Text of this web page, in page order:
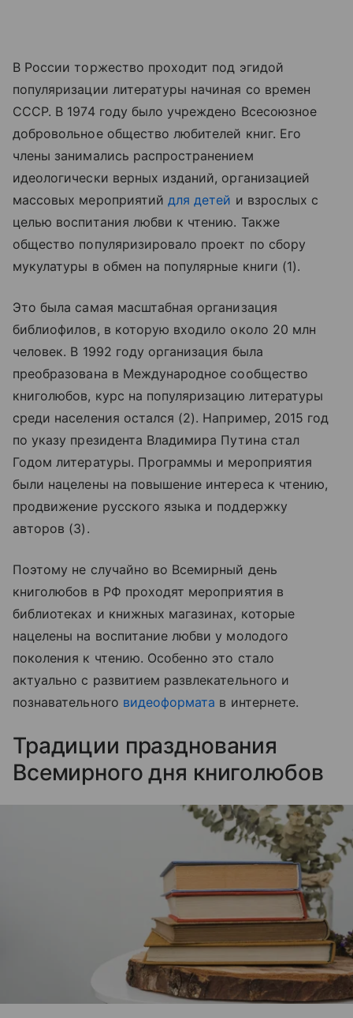
В России торжество проходит под эгидой
популяризации литературы начиная со времен
СССР. В 1974 году было учреждено Всесоюзное
добровольное общество любителей книг. Его
члены занимались распространением
идеологически верных изданий, организацией
массовых мероприятийдля детей и взрослых с
целью воспитания любви к чтению. Также
общество популяризировало проект по сбору
мукулатуры в обмен на популярные книги (1).
Это была самая масштабная организация
библиофилов, в которую входило около 20 млн
человек. В 1992 году организация была
преобразована в Международное сообщество
книголюбов, курс на популяризацию литературы
среди населения остался (2). Например, 2015 год
по указу президента Владимира Путина стал
Годом литературы. Программы и мероприятия
были нацелены на повышение интереса к чтению,
продвижение русского языка и поддержку
авторов (3).
Поэтому не случайно во Всемирный день
книголюбов в РФ проходят мероприятия в
библиотеках и книжных магазинах, которые
нацелены на воспитание любви у молодого
поколения к чтению. Особенно это стало
актуально с развитием развлекательного и
познавательного видеоформата в интернете.
Традиции празднования
Всемирного дня книголюбов